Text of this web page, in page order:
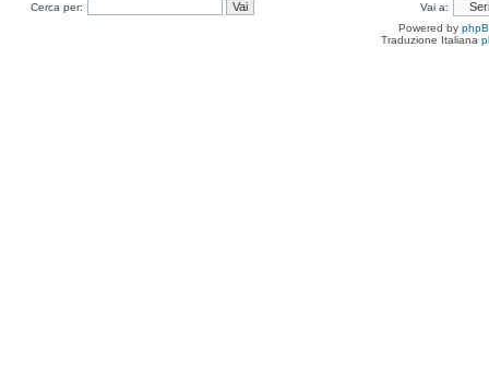
Cerca per:
Vai a:
Powered by
Traduzione Italiana